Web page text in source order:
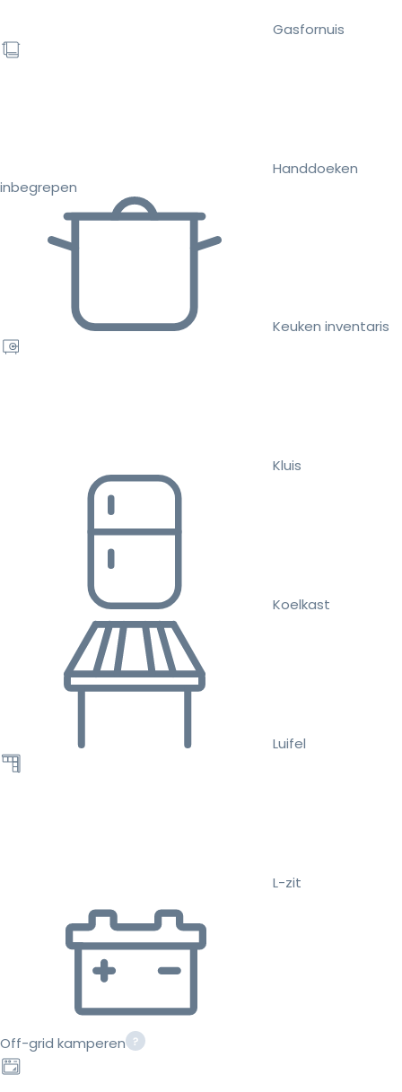
Gasfornuis
Handdoeken
inbegrepen
Keuken inventaris
Kluis
Koelkast
Luifel
L-zit
Off-grid kamperen